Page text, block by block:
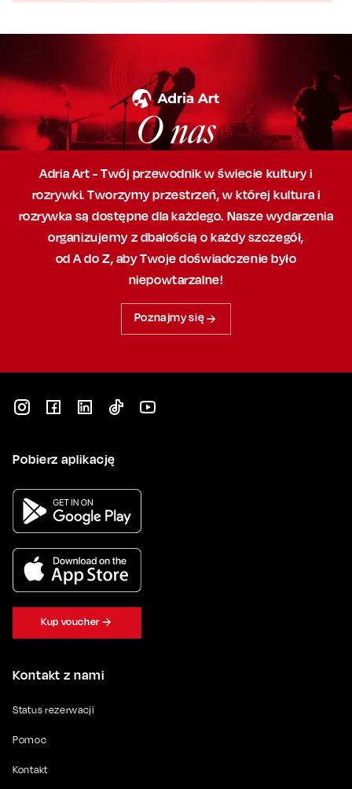
O nas
Adria Art - Twój przewodnik w świecie kultury i
rozrywki. Tworzymy przestrzeń,w której kultura i
rozrywka są dostępne dla każdego. Nasze wydarzenia
organizujemy z dbałością o każdy szczegół,
od A do Z, abyTwoje doświadczenie było
niepowtarzalne!
Poznajmy się
Kontakt z nami
Status rezerwacji
Pomoc
Kontakt
Pobierz aplikację
Kup voucher